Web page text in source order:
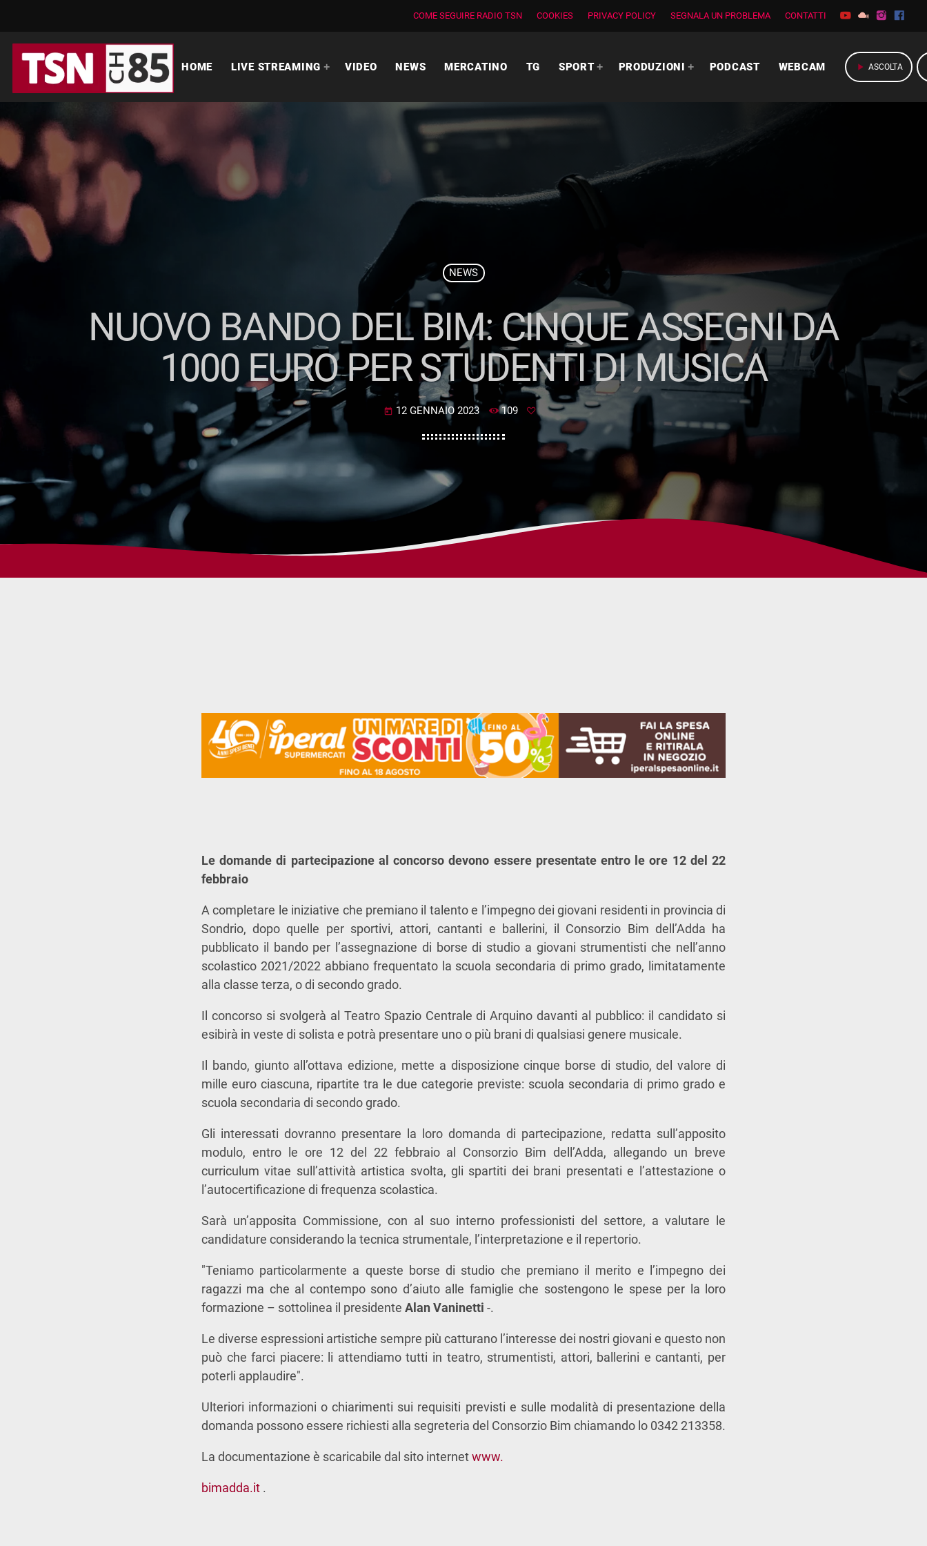
COME SEGUIRE RADIO TSN COOKIES PRIVACY POLICY SEGNALA UN PROBLEMA CONTATTI
HOME LIVE STREAMING VIDEO NEWS MERCATINO TG SPORT PRODUZIONI PODCAST WEBCAM play_arrow ASCOLTA
NEWS
NUOVO BANDO DEL BIM: CINQUE ASSEGNI DA
1000 EURO PER STUDENTI DI MUSICA
today 12 GENNAIO 2023 109
Le domande di partecipazione al concorso devono essere presentate entro le ore 12 del 22
febbraio
A completare le iniziative che premiano il talento e l’impegno dei giovani residenti in provincia di
Sondrio, dopo quelle per sportivi, attori, cantanti e ballerini, il Consorzio Bim dell’Adda ha
pubblicato il bando per l’assegnazione di borse di studio a giovani strumentisti che nell’anno
scolastico 2021/2022 abbiano frequentato la scuola secondaria di primo grado, limitatamente
alla classe terza, o di secondo grado.
Il concorso si svolgerà al Teatro Spazio Centrale di Arquino davanti al pubblico: il candidato si
esibirà in veste di solista e potrà presentare uno o più brani di qualsiasi genere musicale.
Il bando, giunto all’ottava edizione, mette a disposizione cinque borse di studio, del valore di
mille euro ciascuna, ripartite tra le due categorie previste: scuola secondaria di primo grado e
scuola secondaria di secondo grado.
Gli interessati dovranno presentare la loro domanda di partecipazione, redatta sull’apposito
modulo, entro le ore 12 del 22 febbraio al Consorzio Bim dell’Adda, allegando un breve
curriculum vitae sull’attività artistica svolta, gli spartiti dei brani presentati e l’attestazione o
l’autocertificazione di frequenza scolastica.
Sarà un’apposita Commissione, con al suo interno professionisti del settore, a valutare le
candidature considerando la tecnica strumentale, l’interpretazione e il repertorio.
"Teniamo particolarmente a queste borse di studio che premiano il merito e l’impegno dei
ragazzi ma che al contempo sono d’aiuto alle famiglie che sostengono le spese per la loro
formazione – sottolinea il presidente Alan Vaninetti -.
Le diverse espressioni artistiche sempre più catturano l’interesse dei nostri giovani e questo non
può che farci piacere: li attendiamo tutti in teatro, strumentisti, attori, ballerini e cantanti, per
poterli applaudire".
Ulteriori informazioni o chiarimenti sui requisiti previsti e sulle modalità di presentazione della
domanda possono essere richiesti alla segreteria del Consorzio Bim chiamando lo 0342 213358.
La documentazione è scaricabile dal sito internetwww.
bimadda.it .